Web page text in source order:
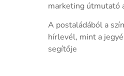
marketing útmutató
A postaládából a
hírlevél, mint a
segítője